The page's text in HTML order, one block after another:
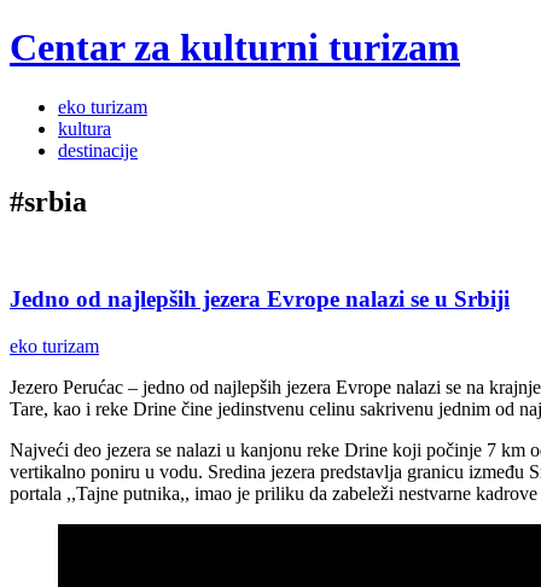
Centar za kulturni turizam
Menu
Skip
content
eko turizam
kultura
destinacije
#srbia
Jedno od najlepših jezera Evrope nalazi se u Srbiji
eko turizam
Jezero Perućac – jedno od najlepših jezera Evrope nalazi se na
Tare, kao i reke Drine čine jedinstvenu celinu sakrivenu jednim od
Najveći deo jezera se nalazi u kanjonu reke Drine koji počinje 7 km
vertikalno poniru u vodu. Sredina jezera predstavlja granicu
portala ,,Tajne putnika,, imao je priliku da zabeleži nestvarne kadrove